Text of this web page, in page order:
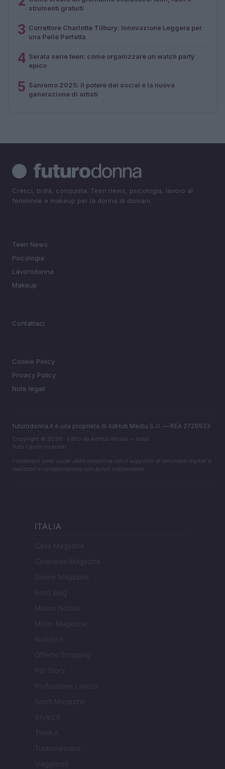
strumenti gratuiti
3 Correttore Charlotte Tilbury: Innovazione Leggera per
una Pelle Perfetta
4 Serata serie teen: come organizzare un watch party
epico
5 Sanremo 2025: il potere dei social e la nuova
generazione di artisti
Cresci, brilla, conquista. Teen news, psicologia, lavoro al
femminile e makeup per la donna di domani.
Teen News
Psicologia
Lavorodonna
Makeup
Contattaci
Cookie Policy
Privacy Policy
Note legali
futurodonna.it è una proprietà di AdHub Media S.r.l. — REA 2729933
Copyright © 2026 · Edito da AdHub Media — Italia
Tutti i diritti riservati
I contenuti sono curati dalla redazione con il supporto di strumenti digitali e
realizzati in collaborazione con autori indipendenti.
ITALIA
Casa Magazine
Cineverse Magazine
Donne Magazine
Food Blog
Milano Notizie
Motor Magazine
Notizie.it
Offerte Shopping
Pet Story
Professione Lavoro
Sport Magazine
Style24
Think.it
Tuobenessere
Viaggiamo